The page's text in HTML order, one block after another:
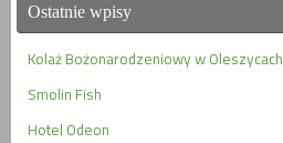
Ostatnie wpisy
Kolaż Bożonarodzeniowy w Oleszycach
Smolin Fish
Hotel Odeon